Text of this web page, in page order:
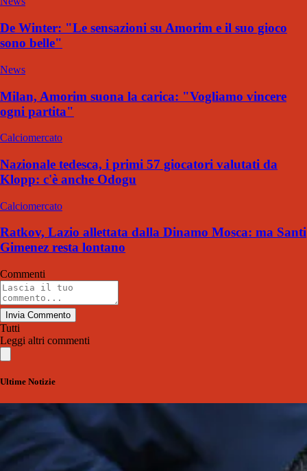
De Winter: "Le sensazioni su Amorim e il suo gioco
sono belle"
News
Milan, Amorim suona la carica: "Vogliamo vincere
ogni partita"
Calciomercato
Nazionale tedesca, i primi 57 giocatori valutati da
Klopp: c'è anche Odogu
Calciomercato
Ratkov, Lazio allettata dalla Dinamo Mosca: ma Santi
Gimenez resta lontano
Commenti
Invia Commento
Tutti
Leggi altri commenti
Ultime Notizie